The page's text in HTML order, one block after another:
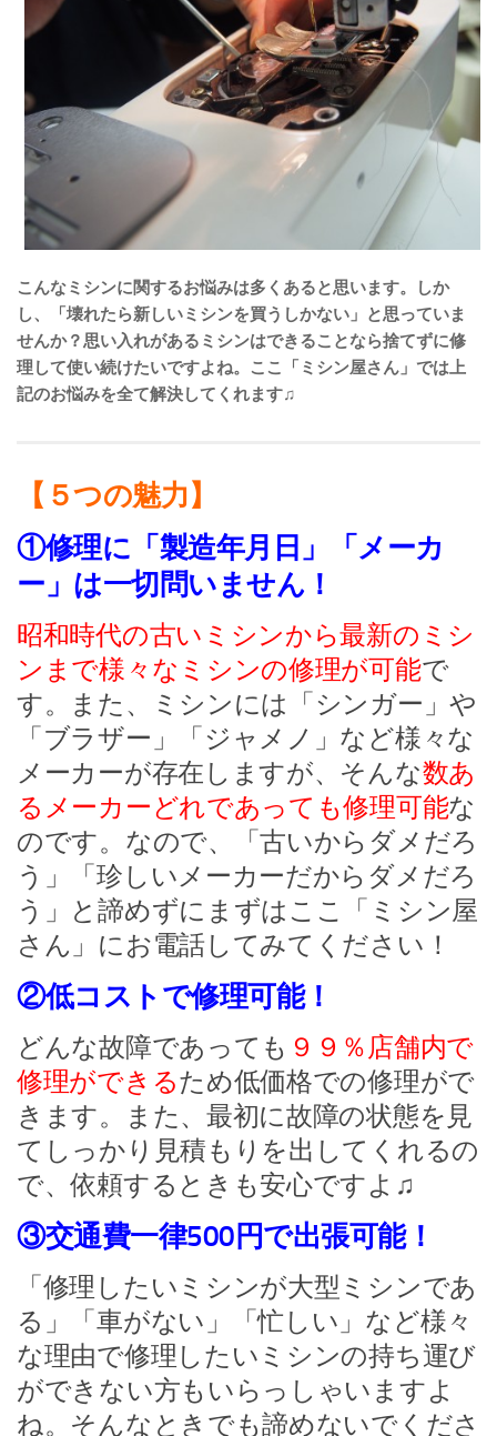
こんなミシンに関するお悩みは多くあると思います。しか
し、「壊れたら新しいミシンを買うしかない」と思っていま
せんか？思い入れがあるミシンはできることなら捨てずに修
理して使い続けたいですよね。ここ「ミシン屋さん」では上
記のお悩みを全て解決してくれます♫
【５つの魅力】
①修理に「製造年月日」「メーカ
ー」は一切問いません！
昭和時代の古いミシンから最新のミシ
ンまで様々なミシンの修理が可能で
す。また、ミシンには「シンガー」や
「ブラザー」「ジャメノ」など様々な
メーカーが存在しますが、そんな数あ
るメーカーどれであっても修理可能な
のです。なので、「古いからダメだろ
う」「珍しいメーカーだからダメだろ
う」と諦めずにまずはここ「ミシン屋
さん」にお電話してみてください！
②低コストで修理可能！
どんな故障であっても ９９％店舗内で
修理ができるため低価格での修理がで
きます。また、最初に故障の状態を見
てしっかり見積もりを出してくれるの
で、依頼するときも安心ですよ♫
③交通費一律500円で出張可能！
「修理したいミシンが大型ミシンであ
る」「車がない」「忙しい」など様々
な理由で修理したいミシンの持ち運び
ができない方もいらっしゃいますよ
ね。そんなときでも諦めないでくださ